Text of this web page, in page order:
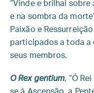
“Vinde e brilhai sobre
e na sombra da
Paixão e
participados a toda a
seus membros.
O Rex gentium, “Ó